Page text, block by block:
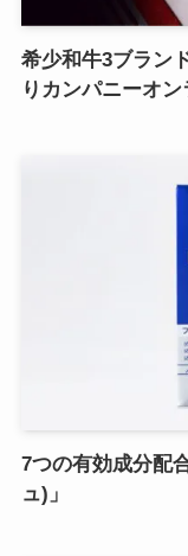
希少和牛3ブラン
りカンパニーオン
7つの有効成分配
ュ)」